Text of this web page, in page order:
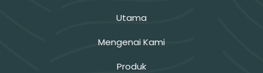
Utama
Mengenai Kami
Produk